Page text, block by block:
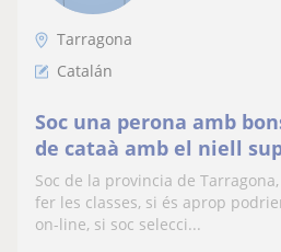
Tarragona
Catalán
Soc una perona amb
de cataà amb el niell
ensenyar a alumnes de
perfectament
Soc de la provincia de
fer les classes, si és aprop
on-line, si soc selecci...